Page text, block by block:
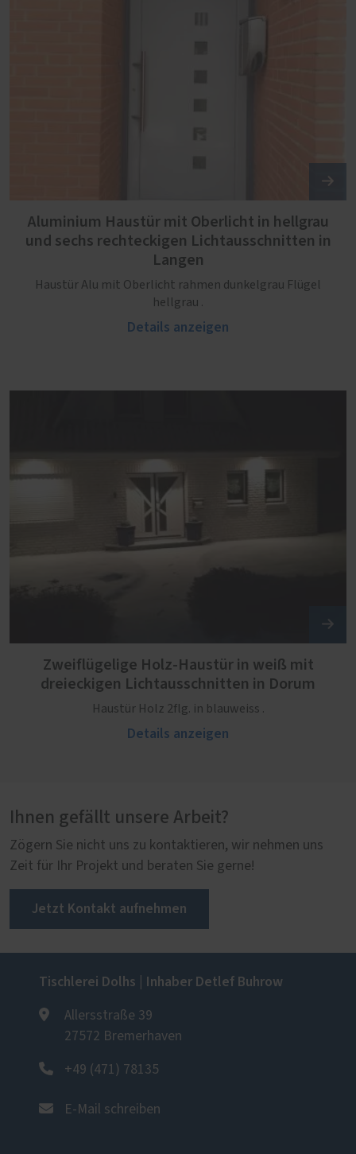
Aluminium Haustür mit Oberlicht in hellgrau
und sechs rechteckigen Lichtausschnitten in
Langen
Haustür Alu mit Oberlicht rahmen dunkelgrau Flügel
hellgrau .
Details anzeigen
Zweiflügelige Holz-Haustür in weiß mit
dreieckigen Lichtausschnitten in Dorum
Haustür Holz 2flg. in blauweiss .
Details anzeigen
Ihnen gefällt unsere Arbeit?
Zögern Sie nicht uns zu kontaktieren, wir nehmen uns
Zeit für Ihr Projekt und beraten Sie gerne!
Jetzt Kontakt aufnehmen
Tischlerei Dolhs | Inhaber Detlef Buhrow
Allersstraße 39
27572 Bremerhaven
+49 (471) 78135
E-Mail schreiben